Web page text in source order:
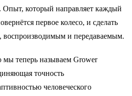
Опыт, который направляет каждый
первое колесо, и сделать
и передаваемым.
мы теперь называем Grower
точность
человеческого